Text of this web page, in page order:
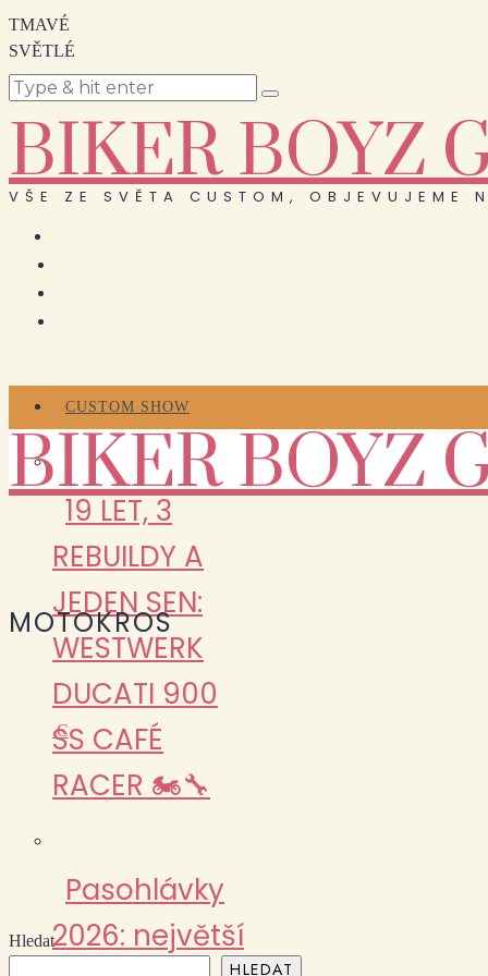
TMAVÉ
SVĚTLÉ
BIKER BOYZ
VŠE ZE SVĚTA CUSTOM, OBJEVUJEME
CUSTOM SHOW
19 LET, 3
REBUILDY A
JEDEN SEN:
WESTWERK
DUCATI 900
SS CAFÉ
RACER 🏍️🔧
Pasohlávky
2026: největší
BIKER BOYZ
MOTOKROS
C
Hledat
HLEDAT